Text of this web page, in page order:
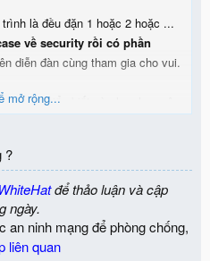
là đều đặn 1 hoặc 2 hoặc ...
về security rồi có phần
diễn đàn cùng tham gia cho vui.
và hiểu biết còn hạn hẹp nên
trên diễn đàn
học IT mà thiếu tương tương
lắm)có cái vừa học vừa "giải trí"
mở rộng...
?
để thảo luận và cập
ngày.
an ninh mạng để phòng chống,
liên quan